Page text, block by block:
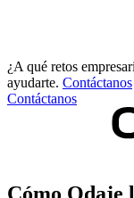
¿A qué retos
ayudarte. Contáctanos
Contáctanos